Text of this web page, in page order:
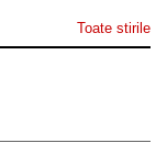
Toate stirile